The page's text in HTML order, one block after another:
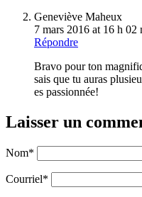
Geneviève Maheux
7 mars 2016 at 16 h 02
Répondre
Bravo pour ton
sais que tu auras
es passionnée!
Laisser un
Nom*
Courriel*